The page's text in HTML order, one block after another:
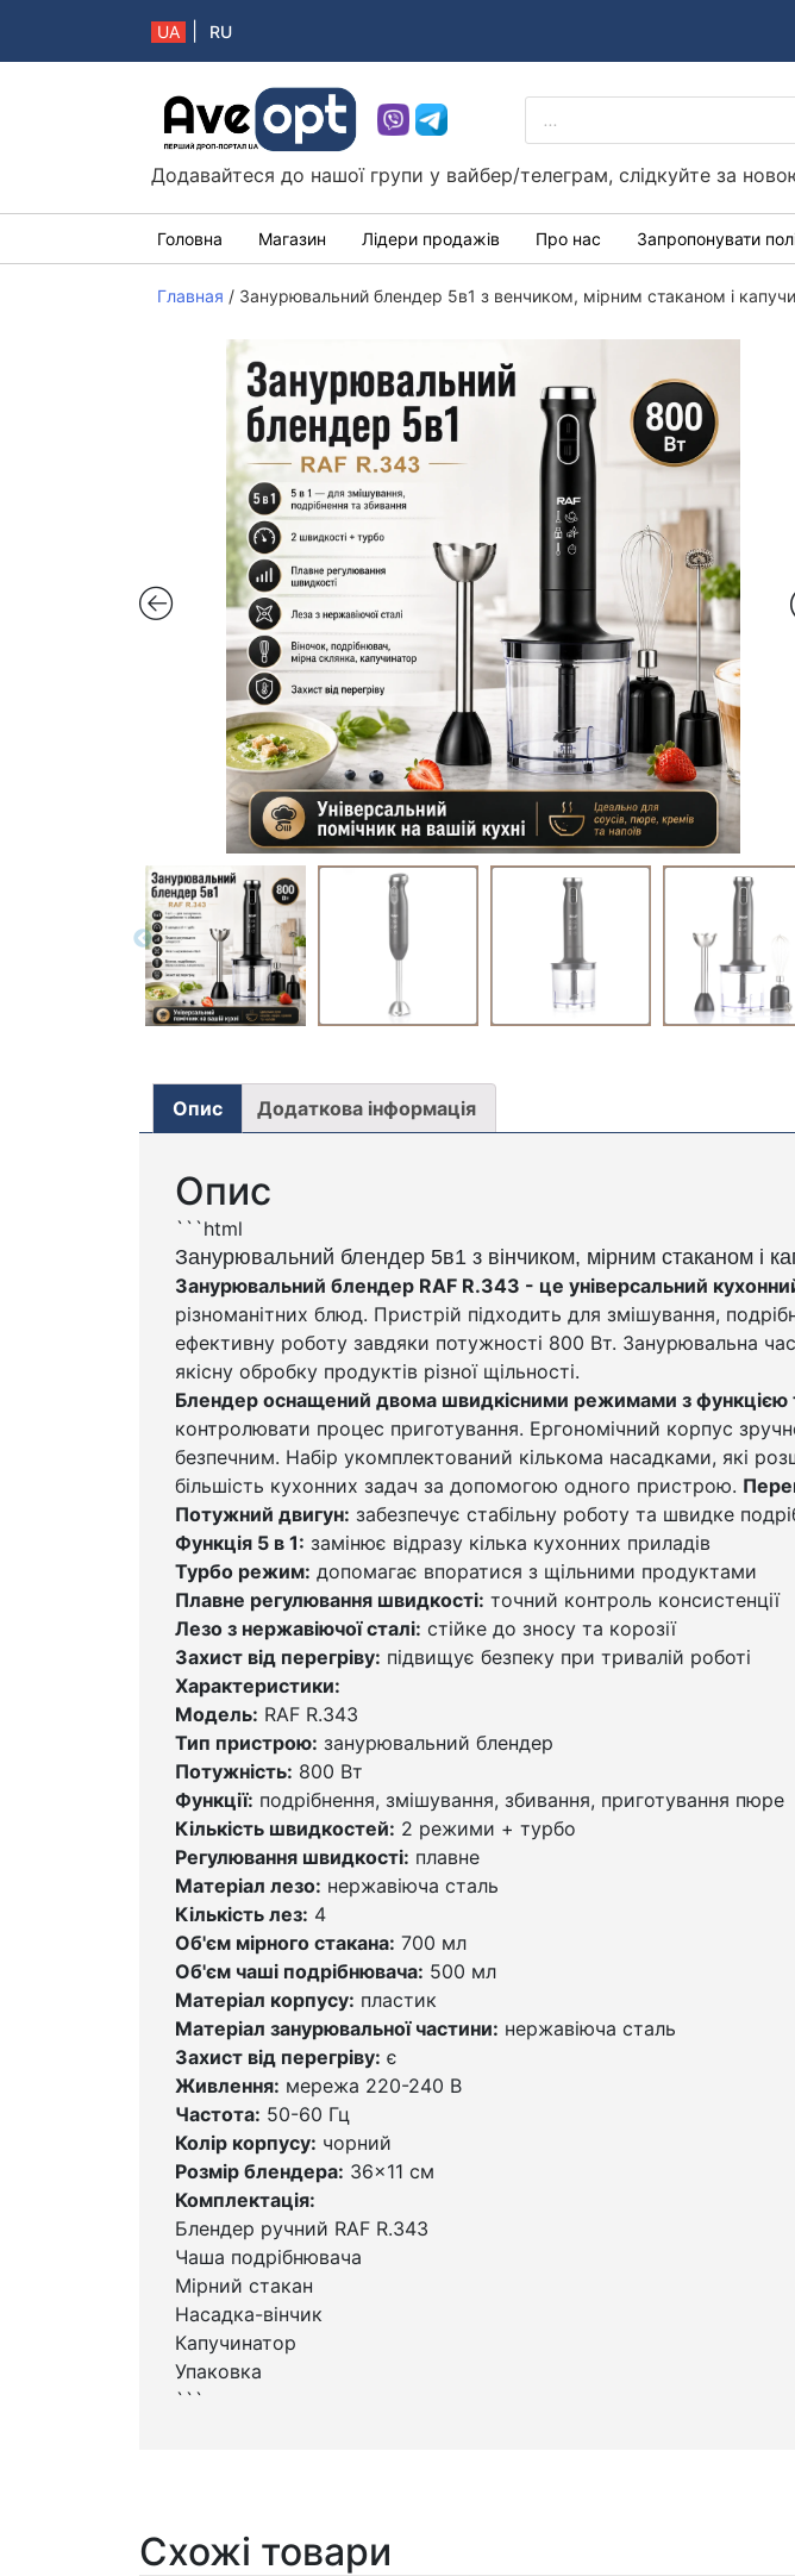
UA RU
Aveopt – оптова дропшипінг платформа в Україні
PRODUCTS
SEARCH
Додавайтеся до нашої групи у вайбер/телеграм, слідкуйте за
Головна Магазин Лідери продажів Про нас Запропонувати
Главная / Занурювальний блендер 5в1 з венчиком, мірним стаканом і
Опис Додаткова інформація
Опис
```html
Занурювальний блендер 5в1 з вінчиком, мірним стаканом і
Занурювальний блендер RAF R.343 - це універсальний
різноманітних блюд. Пристрій підходить для змішування,
ефективну роботу завдяки потужності 800 Вт. Занурювальна
якісну обробку продуктів різної щільності.
Блендер оснащений двома швидкісними режимами з функцією
контролювати процес приготування. Ергономічний корпус
безпечним. Набір укомплектований кількома насадками, які
більшість кухонних задач за допомогою одного пристрою.
Потужний двигун: забезпечує стабільну роботу та швидке
Функція 5 в 1: замінює відразу кілька кухонних приладів
Турбо режим: допомагає впоратися з щільними продуктами
Плавне регулювання швидкості: точний контроль консистенції
Лезо з нержавіючої сталі: стійке до зносу та корозії
Захист від перегріву: підвищує безпеку при тривалій роботі
Характеристики:
Модель: RAF R.343
Тип пристрою: занурювальний блендер
Потужність: 800 Вт
Функції: подрібнення, змішування, збивання, приготування пюре
Кількість швидкостей: 2 режими + турбо
Регулювання швидкості: плавне
Матеріал лезо: нержавіюча сталь
Кількість лез: 4
Об'єм мірного стакана: 700 мл
Об'єм чаші подрібнювача: 500 мл
Матеріал корпусу: пластик
Матеріал занурювальної частини: нержавіюча сталь
Захист від перегріву: є
Живлення: мережа 220-240 В
Частота: 50-60 Гц
Колір корпусу: чорний
Розмір блендера: 36×11 см
Комплектація:
Блендер ручний RAF R.343
Чаша подрібнювача
Мірний стакан
Насадка-вінчик
Капучинатор
Упаковка
```
Схожі товари